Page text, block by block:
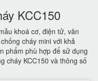
KCC150
khoá cơ, điện tử, vân
cháy mini với khả
phẩm phù hợp để sử dụng
cháy KCC150 và thông số